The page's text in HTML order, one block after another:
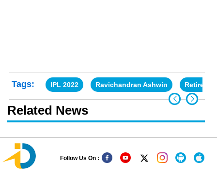
Tags: IPL 2022 Ravichandran Ashwin Retired
Related News
Follow Us On :